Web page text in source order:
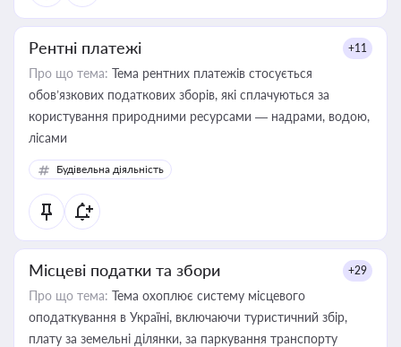
Рентні платежі +11
Про що тема: Тема рентних платежів стосується
обов’язкових податкових зборів, які сплачуються за
користування природними ресурсами — надрами, водою,
лісами
Будівельна діяльність
Місцеві податки та збори +29
Про що тема: Тема охоплює систему місцевого
оподаткування в Україні, включаючи туристичний збір,
плату за земельні ділянки, за паркування транспорту